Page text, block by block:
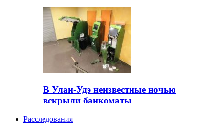
В Улан-Удэ неизвестные ночью
вскрыли банкоматы
Расследования